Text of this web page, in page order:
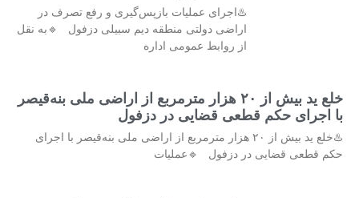
♨️اجرای عملیات بازپس‌گیری و رفع تصرف در
اراضی دولتی منطقه دیم سبیلی دزفول 🔹به نقل
از روابط عمومی اداره
خلع ید بیش از ۲۰ هزار مترمربع از اراضی ملی بنه‌قیصر
با اجرای حکم قطعی قضایی در دزفول
♨️خلع ید بیش از ۲۰ هزار مترمربع از اراضی ملی بنه‌قیصر با اجرای
حکم قطعی قضایی در دزفول 🔹عملیات